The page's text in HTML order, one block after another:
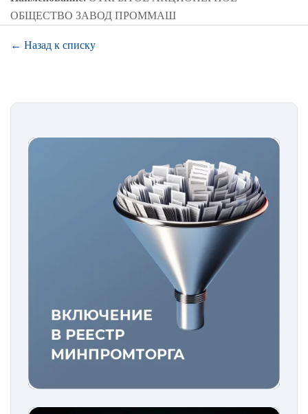
ОБЩЕСТВО ЗАВОД ПРОММАШ
← Назад к списку